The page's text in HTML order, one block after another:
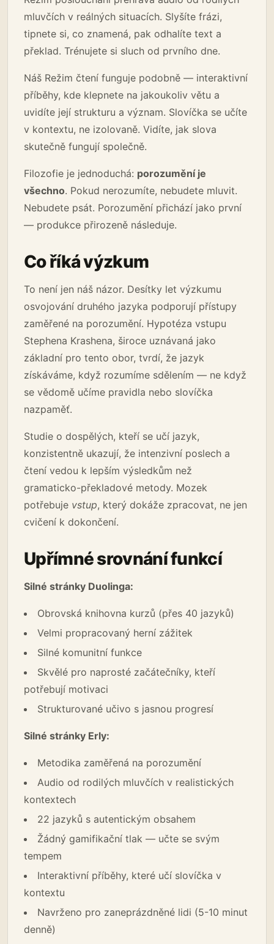
mluvčích v reálných situacích. Slyšíte frázi,
tipnete si, co znamená, pak odhalíte text a
překlad. Trénujete si sluch od prvního dne.
Náš Režim čtení funguje podobně — interaktivní
příběhy, kde klepnete na jakoukoliv větu a
uvidíte její strukturu a význam. Slovíčka se učíte
v kontextu, ne izolovaně. Vidíte, jak slova
skutečně fungují společně.
Filozofie je jednoduchá: porozumění je
všechno. Pokud nerozumíte, nebudete mluvit.
Nebudete psát. Porozumění přichází jako první
— produkce přirozeně následuje.
Co říká výzkum
To není jen náš názor. Desítky let výzkumu
osvojování druhého jazyka podporují přístupy
zaměřené na porozumění. Hypotéza vstupu
Stephena Krashena, široce uznávaná jako
základní pro tento obor, tvrdí, že jazyk
získáváme, když rozumíme sdělením — ne když
se vědomě učíme pravidla nebo slovíčka
nazpaměť.
Studie o dospělých, kteří se učí jazyk,
konzistentně ukazují, že intenzivní poslech a
čtení vedou k lepším výsledkům než
gramaticko-překladové metody. Mozek
potřebuje vstup, který dokáže zpracovat, ne jen
cvičení k dokončení.
Upřímné srovnání funkcí
Silné stránky Duolinga:
Obrovská knihovna kurzů (přes 40 jazyků)
Velmi propracovaný herní zážitek
Silné komunitní funkce
Skvělé pro naprosté začátečníky, kteří
potřebují motivaci
Strukturované učivo s jasnou progresí
Silné stránky Erly:
Metodika zaměřená na porozumění
Audio od rodilých mluvčích v realistických
kontextech
22 jazyků s autentickým obsahem
Žádný gamifikační tlak — učte se svým
tempem
Interaktivní příběhy, které učí slovíčka v
kontextu
Navrženo pro zaneprázdněné lidi (5-10 minut
denně)